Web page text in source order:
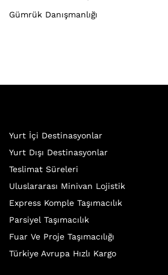
Gümrük Danışmanlığı
Yurt İçi Destinasyonlar
Yurt Dışı Destinasyonlar
Teslimat Süreleri
Uluslararası Minivan Lojistik
Express Komple Taşımacılık
Parsiyel Taşımacılık
Fuar Ve Proje Taşımacılığı
Türkiye Avrupa Hızlı Kargo